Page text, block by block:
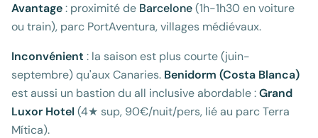
Avantage: proximité de Barcelone(1h-1h30 en voiture
ou train), parc PortAventura, villages médiévaux.
Inconvénient : la saison est plus courte (juin-
septembre) qu'aux Canaries. Benidorm (Costa Blanca)
est aussi un bastion du all inclusive abordable :Grand
Luxor Hotel (4★ sup, 90€/nuit/pers, lié au parc Terra
Mítica).